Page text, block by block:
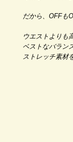
だから、OFFも
ウエストよりも
ベストなバラン
ストレッチ素材